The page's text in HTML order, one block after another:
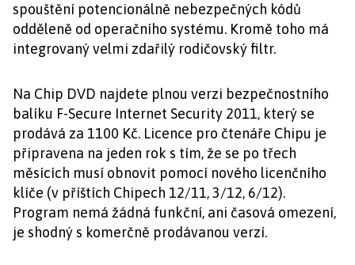
spouštění potencionálně nebezpečných kódů
odděleně od operačního systému. Kromě toho má
integrovaný velmi zdařilý rodičovský filtr.
Na Chip DVD najdete plnou verzi bezpečnostního
balíku F-Secure Internet Security 2011, který se
prodává za 1100 Kč. Licence pro čtenáře Chipu je
připravena na jeden rok s tím, že se po třech
měsících musí obnovit pomocí nového licenčního
klíče (v příštích Chipech 12/11, 3/12, 6/12).
Program nemá žádná funkční, ani časová omezení,
je shodný s komerčně prodávanou verzí.